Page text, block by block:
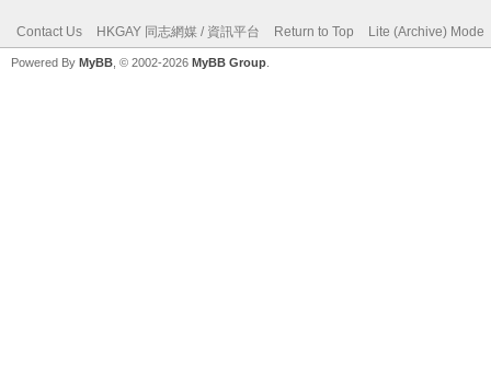
Contact Us HKGAY 同志網媒 / 資訊平台 Return to Top Lite (Archive) Mode
Powered By MyBB , © 2002-2026 MyBB Group